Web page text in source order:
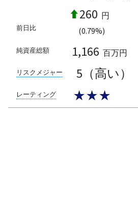
前日比
260 円
(0.79%)
純資産総額 1,166 百万円
リスクメジャー 5（高い）
レーティング ★★★